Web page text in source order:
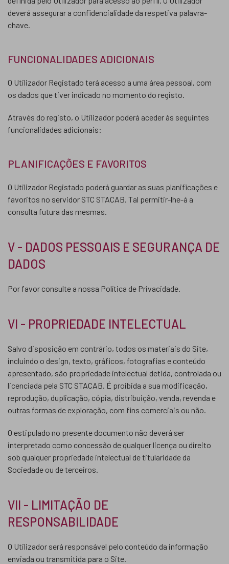
deverá assegurar a confidencialidade da respetiva palavra-
chave.
FUNCIONALIDADES ADICIONAIS
O Utilizador Registado terá acesso a uma área pessoal, com
os dados que tiver indicado no momento do registo.
Através do registo, o Utilizador poderá aceder às seguintes
funcionalidades adicionais:
PLANIFICAÇÕES E FAVORITOS
O Utilizador Registado poderá guardar as suas planificações e
favoritos no servidor STC STACAB. Tal permitir-lhe-á a
consulta futura das mesmas.
V - DADOS PESSOAIS E SEGURANÇA DE
DADOS
Por favor consulte a nossa Política de Privacidade.
VI - PROPRIEDADE INTELECTUAL
Salvo disposição em contrário, todos os materiais do Site,
incluindo o design, texto, gráficos, fotografias e conteúdo
apresentado, são propriedade intelectual detida, controlada ou
licenciada pela STC STACAB. É proibida a sua modificação,
reprodução, duplicação, cópia, distribuição, venda, revenda e
outras formas de exploração, com fins comerciais ou não.
O estipulado no presente documento não deverá ser
interpretado como concessão de qualquer licença ou direito
sob qualquer propriedade intelectual de titularidade da
Sociedade ou de terceiros.
VII - LIMITAÇÃO DE
RESPONSABILIDADE
O Utilizador será responsável pelo conteúdo da informação
enviada ou transmitida para o Site.